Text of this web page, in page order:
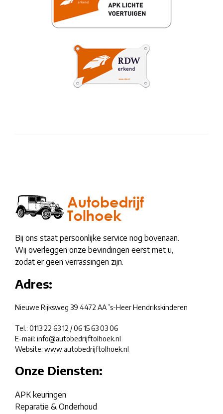
Bij ons staat persoonlijke service nog bovenaan.
Wij overleggen onze bevindingen eerst met u,
zodat er geen verrassingen zijn.
Adres:
Nieuwe Rijksweg 39 4472 AA ’s-Heer Hendrikskinderen
Tel.: 0113 22 63 12 /06 15 63 03 06
E-mail: info@autobedrijftolhoek.nl
Website: www.autobedrijftolhoek.nl
Onze Diensten:
APK keuringen
Reparatie & Onderhoud